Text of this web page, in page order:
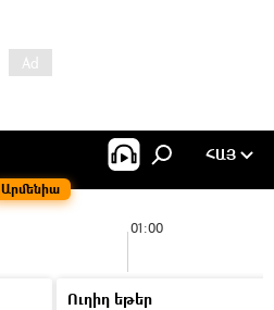
Արմենիա
ՀԱՅ
01:00
Ուղիղ եթեր